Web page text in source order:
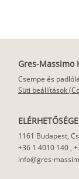
Gres-Massimo
Csempe és
Süti beállítások
1161 Budapest,
+36 1 4010 140,
info@gres-